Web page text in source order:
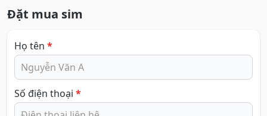
Đặt mua sim
Họ tên *
Số điện thoại *